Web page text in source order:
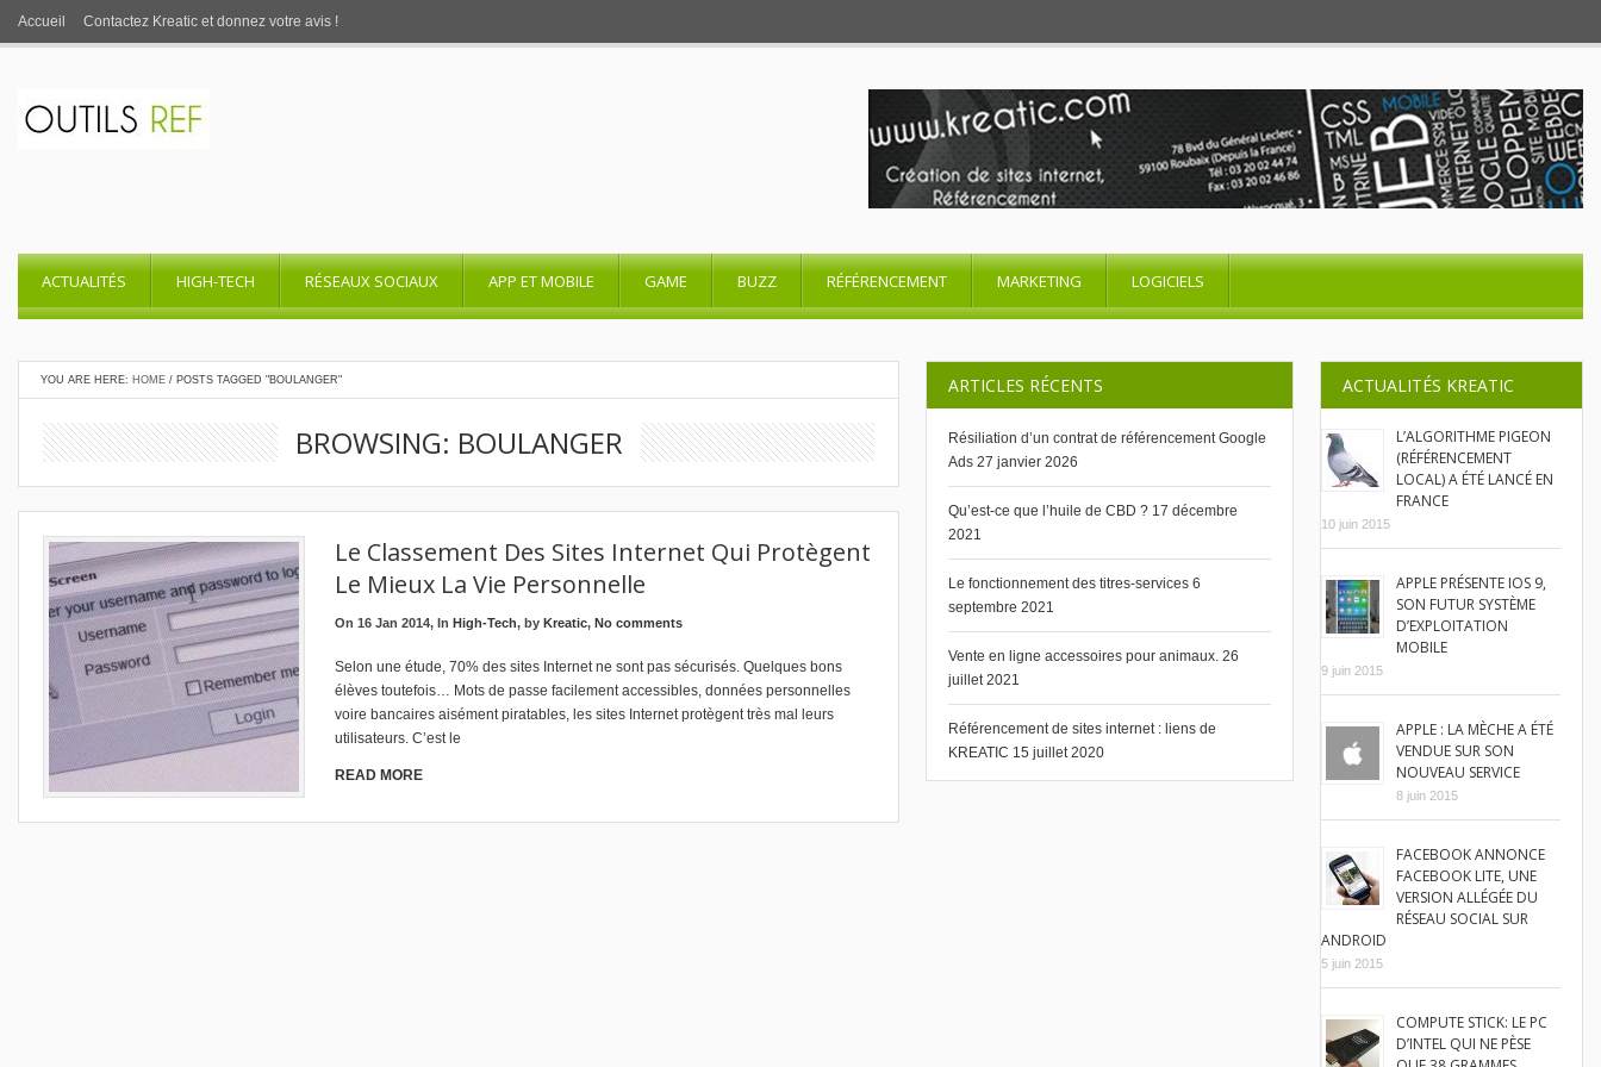
Accueil Contactez Kreatic et donnez votre avis !
ACTUALITÉS HIGH-TECH RÉSEAUX SOCIAUX APP ET MOBILE GAME BUZZ RÉFÉRENCEMENT MARKETING LOGICIELS
YOU ARE HERE: HOME / POSTS TAGGED "BOULANGER"
BROWSING: BOULANGER
Le Classement Des Sites Internet Qui Protègent
Le Mieux La Vie Personnelle
On 16 Jan 2014, In High-Tech, by Kreatic, No comments
Selon une étude, 70% des sites Internet ne sont pas sécurisés. Quelques bons
élèves toutefois… Mots de passe facilement accessibles, données personnelles
voire bancaires aisément piratables, les sites Internet protègent très mal leurs
utilisateurs. C’est le
READ MORE
ACTUALITÉS KREATIC
L’ALGORITHME PIGEON
(RÉFÉRENCEMENT
LOCAL) A ÉTÉ LANCÉ EN
FRANCE
10 juin 2015
APPLE PRÉSENTE IOS 9,
SON FUTUR SYSTÈME
D’EXPLOITATION
MOBILE
9 juin 2015
APPLE : LA MÈCHE A ÉTÉ
VENDUE SUR SON
NOUVEAU SERVICE
8 juin 2015
FACEBOOK ANNONCE
FACEBOOK LITE, UNE
VERSION ALLÉGÉE DU
RÉSEAU SOCIAL SUR
ANDROID
5 juin 2015
COMPUTE STICK: LE PC
D’INTEL QUI NE PÈSE
ARTICLES RÉCENTS
Résiliation d’un contrat de référencement Google
Ads 27 janvier 2026
Qu’est-ce que l’huile de CBD ? 17 décembre
2021
Le fonctionnement des titres-services 6
septembre 2021
Vente en ligne accessoires pour animaux. 26
juillet 2021
Référencement de sites internet : liens de
KREATIC 15 juillet 2020